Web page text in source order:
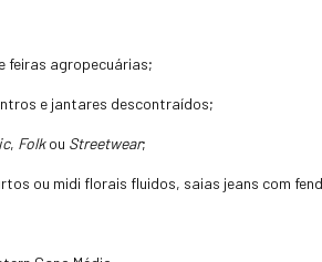
feiras agropecuárias;
e jantares descontraídos;
, Folkou Streetwear;
ou midi florais fluidos, saias jeans com